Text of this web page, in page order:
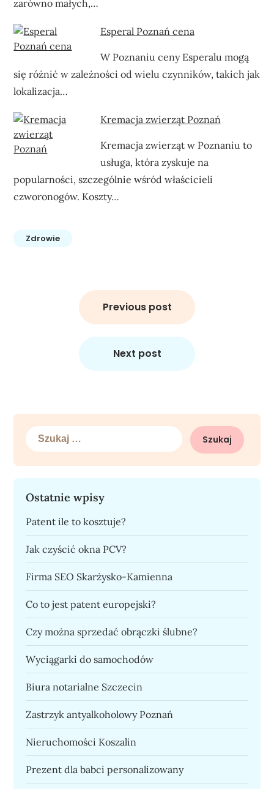
zarówno małych,…
Esperal Poznań cena
W Poznaniu ceny Esperalu mogą
się różnić w zależności od wielu czynników, takich jak
lokalizacja…
Kremacja zwierząt Poznań
Kremacja zwierząt w Poznaniu to
usługa, która zyskuje na
popularności, szczególnie wśród właścicieli
czworonogów. Koszty…
Zdrowie
Previous post
Next post
Szukaj:
Ostatnie wpisy
Patent ile to kosztuje?
Jak czyścić okna PCV?
Firma SEO Skarżysko-Kamienna
Co to jest patent europejski?
Czy można sprzedać obrączki ślubne?
Wyciągarki do samochodów
Biura notarialne Szczecin
Zastrzyk antyalkoholowy Poznań
Nieruchomości Koszalin
Prezent dla babci personalizowany